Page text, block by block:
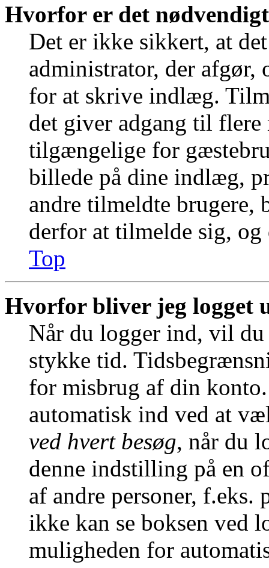
Hvorfor er det
Det er ikke sikkert, at
administrator, der afgør,
for at skrive indlæg.
det giver adgang til
tilgængelige for
billede på dine indlæg,
andre tilmeldte brugere,
derfor at tilmelde sig,
Top
Hvorfor bliver jeg logget
Når du logger ind, vil
stykke tid.
for misbrug af din
automatisk ind ved at
ved hvert besøg, når du
denne indstilling på en
af andre personer,
ikke kan se boksen ved
muligheden for